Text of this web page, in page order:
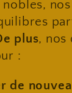
plus, nos
:
de